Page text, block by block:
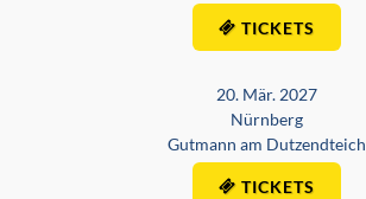
TICKETS
20. Mär. 2027
Nürnberg
Gutmann am Dutzendteich
TICKETS